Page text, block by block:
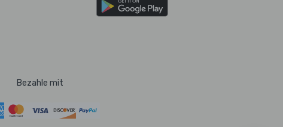
Bezahle mit